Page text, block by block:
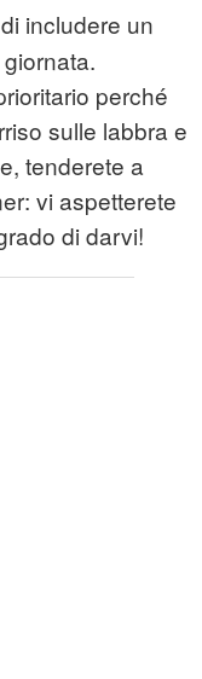
includere un
perché
sulle labbra e
tenderete a
vi aspetterete
di darvi!